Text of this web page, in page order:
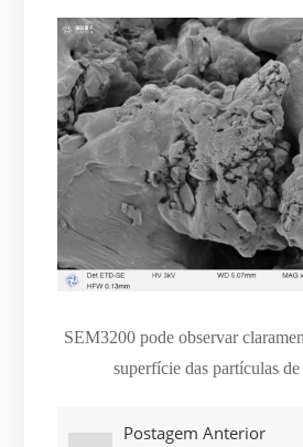
SEM3200 pode observar
superfície das partículas
Postagem Anterior